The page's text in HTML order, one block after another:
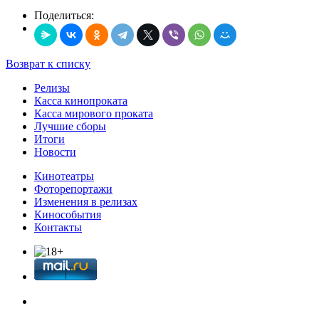
Поделиться:
Возврат к списку
Релизы
Касса кинопроката
Касса мирового проката
Лучшие сборы
Итоги
Новости
Кинотеатры
Фоторепортажи
Изменения в релизах
Кинособытия
Контакты